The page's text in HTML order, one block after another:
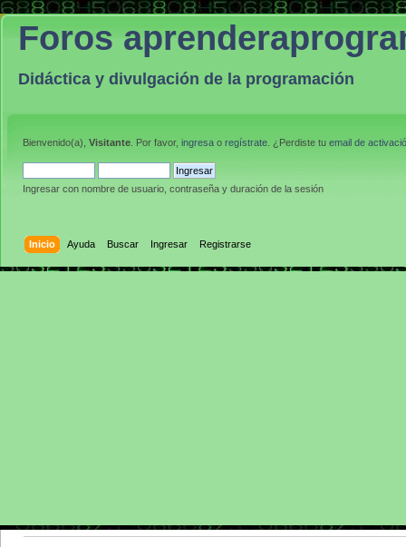
Foros
Didáctica y divulgación de la programación
Bienvenido(a), Visitante . Por favor, ingresa o regístrate . ¿Perdiste tu email de
Ingresar con nombre de usuario, contraseña y duración de la sesión
Inicio Ayuda Buscar Ingresar Registrarse